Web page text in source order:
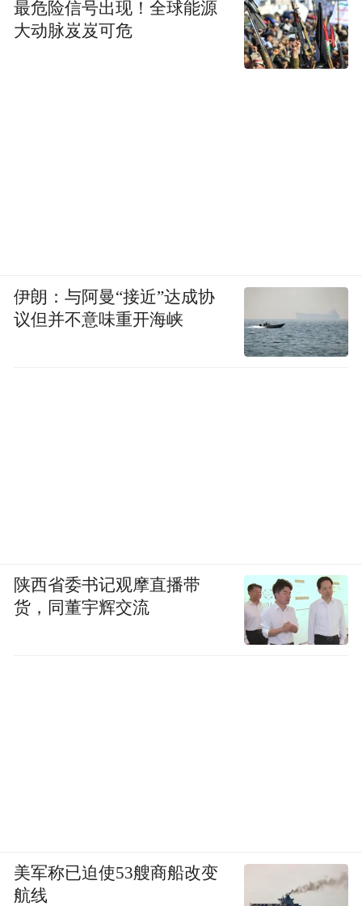
最危险信号出现！全球能源
大动脉岌岌可危
伊朗：与阿曼“接近”达成协
议但并不意味重开海峡
陕西省委书记观摩直播带
货，同董宇辉交流
美军称已迫使53艘商船改变
航线